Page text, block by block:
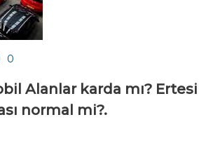
0
Alanlar karda mı? Ertesi
normal mi?.